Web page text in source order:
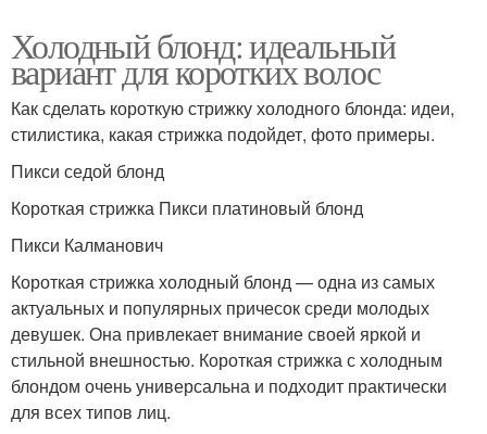
Холодный блонд: идеальный
вариант для коротких волос
Как сделать короткую стрижку холодного блонда: идеи,
стилистика, какая стрижка подойдет, фото примеры.
Пикси седой блонд
Короткая стрижка Пикси платиновый блонд
Пикси Калманович
Короткая стрижка холодный блонд — одна из самых
актуальных и популярных причесок среди молодых
девушек. Она привлекает внимание своей яркой и
стильной внешностью. Короткая стрижка с холодным
блондом очень универсальна и подходит практически
для всех типов лиц.